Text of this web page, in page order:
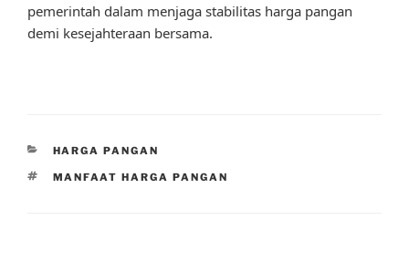
pemerintah dalam menjaga stabilitas harga pangan
demi kesejahteraan bersama.
CATEGORIES
HARGA PANGAN
TAGS
MANFAAT HARGA PANGAN